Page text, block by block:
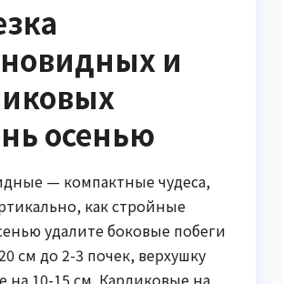
и
осенью
— компактные чудеса,
как стройные
удалите боковые побеги
см до 2-3 почек, верхушку